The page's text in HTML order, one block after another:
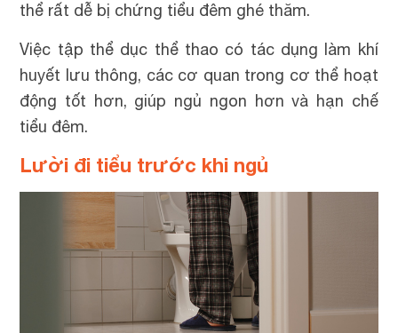
thể rất dễ bị chứng tiểu đêm ghé thăm.
Việc tập thể dục thể thao có tác dụng làm khí
huyết lưu thông, các cơ quan trong cơ thể hoạt
động tốt hơn, giúp ngủ ngon hơn và hạn chế
tiểu đêm.
Lười đi tiểu trước khi ngủ